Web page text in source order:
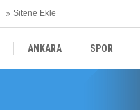
Sitene Ekle
ANKARA SPOR